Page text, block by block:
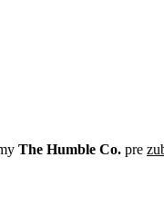
The Humble Co. pre